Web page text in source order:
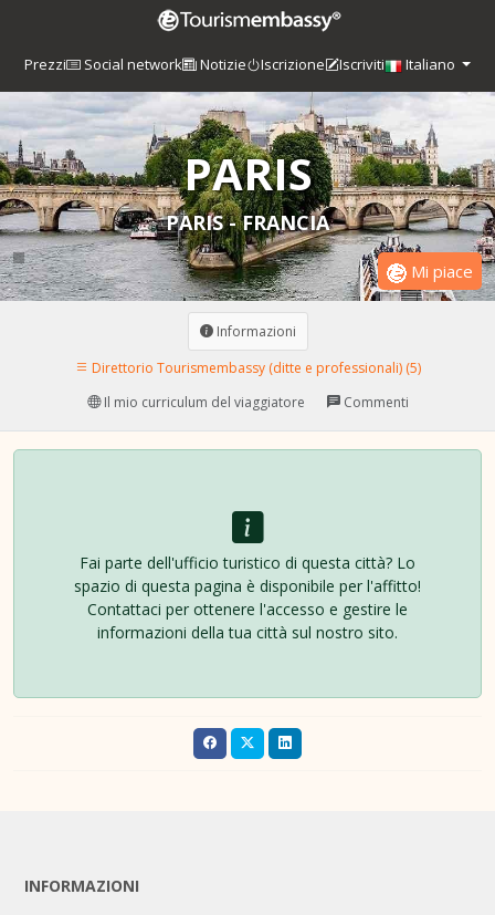
Prezzi Social network Notizie Iscrizione Iscriviti Italiano
PARIS
PARIS - FRANCIA
Mi piace
Informazioni
Direttorio Tourismembassy (ditte e professionali) (5)
Il mio curriculum del viaggiatore
Commenti
Fai parte dell'ufficio turistico di questa città? Lo
spazio di questa pagina è disponibile per l'affitto!
Contattaci per ottenere l'accesso e gestire le
informazioni della tua città sul nostro sito.
INFORMAZIONI